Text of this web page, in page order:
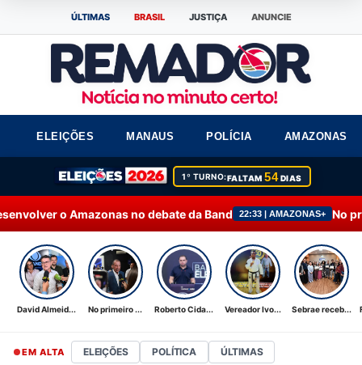
ÚLTIMAS BRASIL JUSTIÇA ANUNCIE
ELEIÇÕES MANAUS POLÍCIA AMAZONAS
1º TURNO:FALTAM54DIAS
no debate da Band 22:33 | AMAZONAS+ No primeiro debate,
David Almeid... No primeiro ... Roberto Cida... Vereador Ivo... Sebrae receb...
EM ALTA ELEIÇÕES POLÍTICA ÚLTIMAS